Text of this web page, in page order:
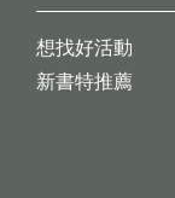
想找好活動
新書特推薦